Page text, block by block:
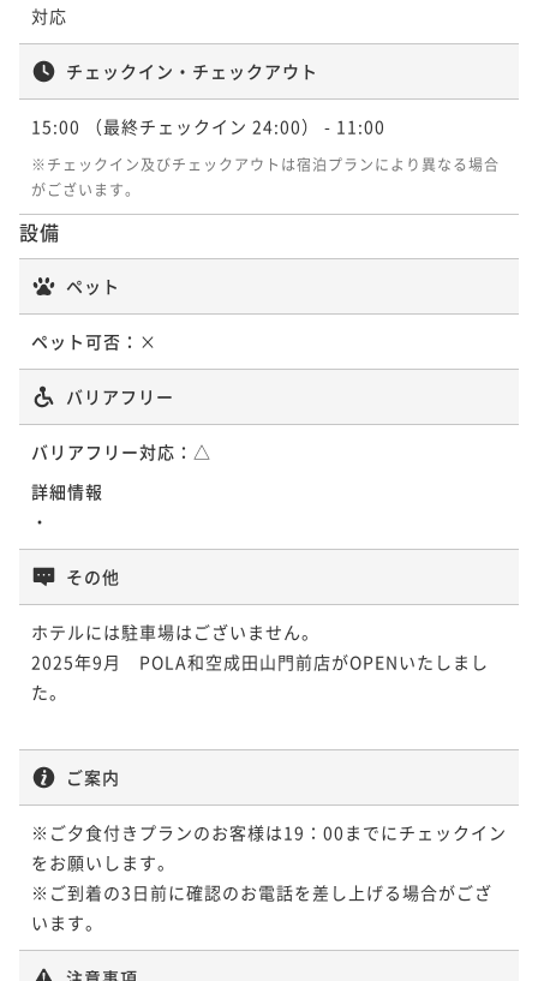
対応
チェックイン・チェックアウト
15:00 （最終チェックイン 24:00） - 11:00
※チェックイン及びチェックアウトは宿泊プランにより異なる場合
がございます。
設備
ペット
ペット可否： ×
バリアフリー
バリアフリー対応： △
詳細情報
・
その他
ホテルには駐車場はございません。
2025年9月　POLA和空成田山門前店がOPENいたしまし
た。
ご案内
※ご夕食付きプランのお客様は19：00までにチェックイン
をお願いします。
※ご到着の3日前に確認のお電話を差し上げる場合がござ
います。